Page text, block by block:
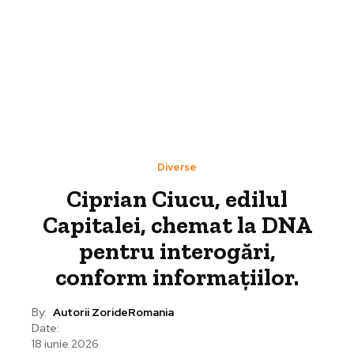
Diverse
Ciprian Ciucu, edilul
Capitalei, chemat la DNA
pentru interogări,
conform informațiilor.
By: Autorii ZorideRomania
Date:
18 iunie 2026